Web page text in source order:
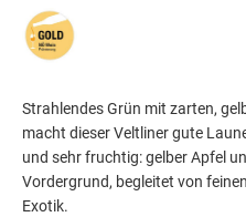
Strahlendes Grün mit zarten,
macht dieser Veltliner gute
und sehr fruchtig: gelber Apfel
Vordergrund, begleitet von
Exotik.